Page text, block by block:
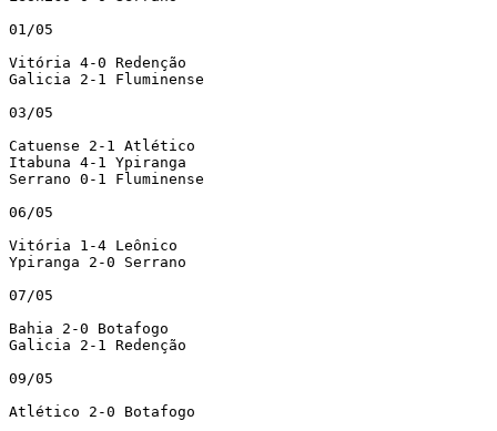
01/05
Vitória 4-0 Redenção
Galicia 2-1 Fluminense
03/05
Catuense 2-1 Atlético
Itabuna 4-1 Ypiranga
Serrano 0-1 Fluminense
06/05
Vitória 1-4 Leônico
Ypiranga 2-0 Serrano
07/05
Bahia 2-0 Botafogo
Galicia 2-1 Redenção
09/05
Atlético 2-0 Botafogo